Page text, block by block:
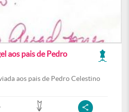
aos pais de Pedro
aos pais de Pedro Celestino